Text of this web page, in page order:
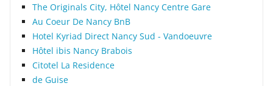
The Originals City, Hôtel Nancy Centre Gare
Au Coeur De Nancy BnB
Hotel Kyriad Direct Nancy Sud - Vandoeuvre
Hôtel ibis Nancy Brabois
Citotel La Residence
de Guise